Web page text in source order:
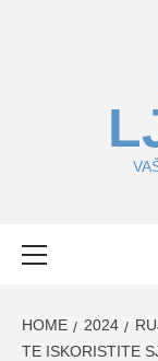
HOME 2024
TE ISKORISTITE